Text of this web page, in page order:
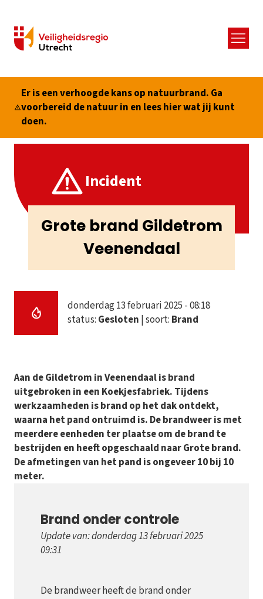
Menu
Er is een verhoogde kans op natuurbrand. Ga
voorbereid de natuur in en lees hier wat jij kunt
doen.
Incident
Grote brand Gildetrom
Veenendaal
donderdag 13 februari 2025 - 08:18
status: Gesloten | soort: Brand
Aan de Gildetrom in Veenendaal is brand
uitgebroken in een Koekjesfabriek. Tijdens
werkzaamheden is brand op het dak ontdekt,
waarna het pand ontruimd is. De brandweer is met
meerdere eenheden ter plaatse om de brand te
bestrijden en heeft opgeschaald naar Grote brand.
De afmetingen van het pand is ongeveer 10 bij 10
meter.
Brand onder controle
Update van: donderdag 13 februari 2025
09:31
De brandweer heeft de brand onder